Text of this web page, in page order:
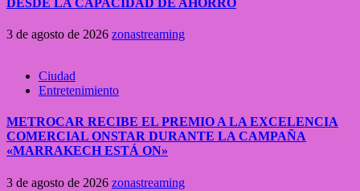
3 de agosto de 2026 zonastreaming
Ciudad
Entretenimiento
METROCAR RECIBE EL PREMIO A LA EXCELENCIA
COMERCIAL ONSTAR DURANTE LA CAMPAÑA
«MARRAKECH ESTÁ ON»
3 de agosto de 2026 zonastreaming